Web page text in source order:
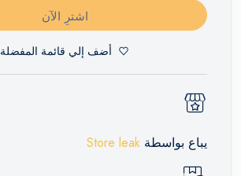
اشترِ الآن
أضف إلي قائمة المفضلة
يباع بواسطة Store leak